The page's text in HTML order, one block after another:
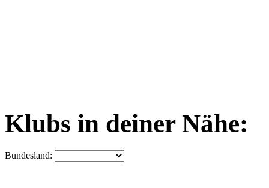
Klubs in deiner Nähe:
Bundesland: